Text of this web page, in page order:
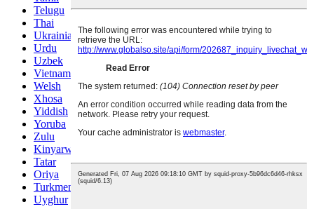
Telugu
Thai
Ukrainian
Urdu
Uzbek
Vietnamese
Welsh
Xhosa
Yiddish
Yoruba
Zulu
Kinyarwanda
Tatar
Oriya
Turkmen
Uyghur